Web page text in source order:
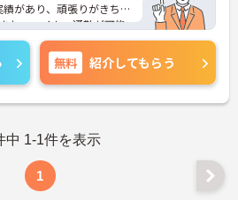
があり、頑張りがきちん
た、マイカー通勤が可能
せん。
対策ポイントなど、さら
のでお気軽にご相談くだ
無料 紹介してもらう
中 1-1件を表示
1